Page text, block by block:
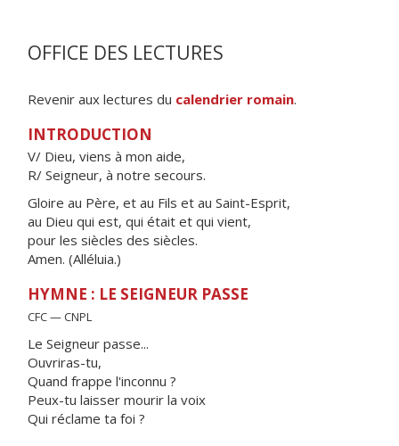
OFFICE DES LECTURES
Revenir aux lectures du calendrier romain.
INTRODUCTION
V/ Dieu, viens à mon aide,
R/ Seigneur, à notre secours.
Gloire au Père, et au Fils et au Saint-Esprit,
au Dieu qui est, qui était et qui vient,
pour les siècles des siècles.
Amen. (Alléluia.)
HYMNE : LE SEIGNEUR PASSE
CFC — CNPL
Le Seigneur passe...
Ouvriras-tu,
Quand frappe l'inconnu ?
Peux-tu laisser mourir la voix
Qui réclame ta foi ?